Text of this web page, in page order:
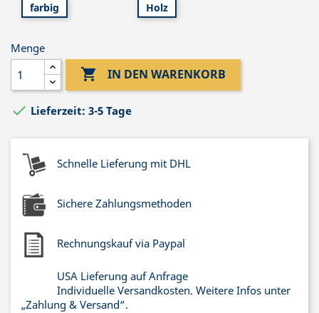
farbig Holz
Menge
 IN DEN WARENKORB
 Lieferzeit: 3-5 Tage
Schnelle Lieferung mit DHL
Sichere Zahlungsmethoden
Rechnungskauf via Paypal
USA Lieferung auf Anfrage
Individuelle Versandkosten. Weitere Infos unter
„Zahlung & Versand“.